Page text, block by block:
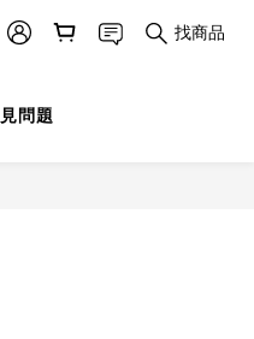
找商品
問題